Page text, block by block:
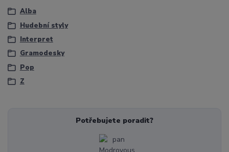
Alba
Hudební styly
Interpret
Gramodesky
Pop
Z
Potřebujete poradit?